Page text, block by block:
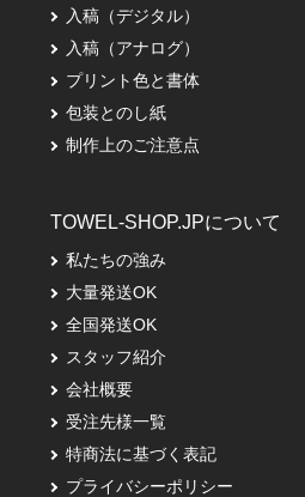
入稿（デジタル）
入稿（アナログ）
プリント色と書体
包装とのし紙
制作上のご注意点
TOWEL-SHOP.JPについて
私たちの強み
大量発送OK
全国発送OK
スタッフ紹介
会社概要
受注先様一覧
特商法に基づく表記
プライバシーポリシー